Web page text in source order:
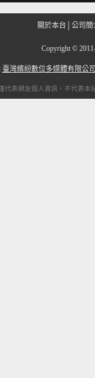
關於本台 公司簡
Copyright ©
臺灣繽紛數位多媒體有限公
代表網友個人資訊，不代表本